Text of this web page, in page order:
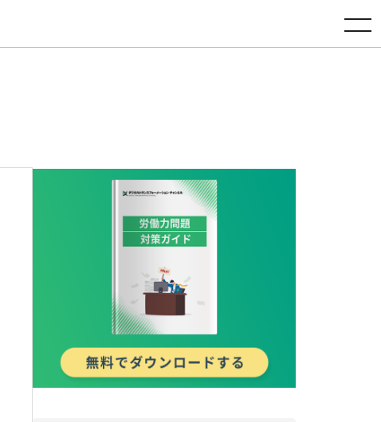
toggle navigation